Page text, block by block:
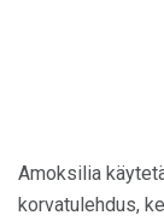
Amoksilia
korvatulehdus,